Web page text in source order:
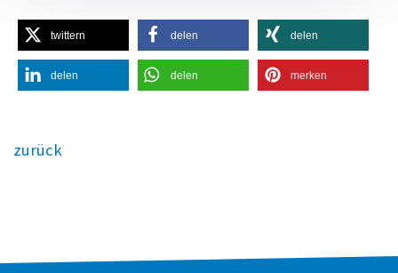
twittern delen delen
delen delen merken
zurück